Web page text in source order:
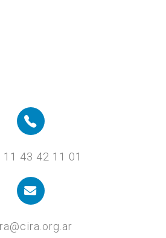
11 43 42 11 01